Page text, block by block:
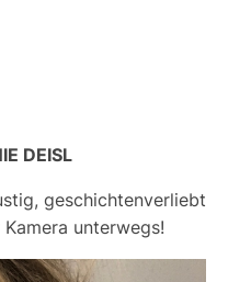
DEISL
geschichtenverliebt
unterwegs!